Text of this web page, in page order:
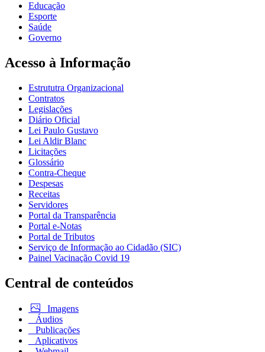
Educação
Esporte
Saúde
Governo
Acesso à Informação
Estrututra Organizacional
Contratos
Legislações
Diário Oficial
Lei Paulo Gustavo
Lei Aldir Blanc
Licitações
Glossário
Contra-Cheque
Despesas
Receitas
Servidores
Portal da Transparência
Portal e-Notas
Portal de Tributos
Serviço de Informação ao Cidadão (SIC)
Painel Vacinação Covid 19
Central de conteúdos
Imagens
Áudios
Publicações
Aplicativos